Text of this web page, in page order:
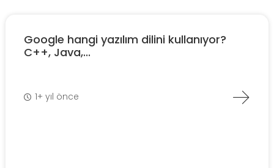
Google hangi yazılım dilini kullanıyor?
C++, Java,...
1+ yıl önce